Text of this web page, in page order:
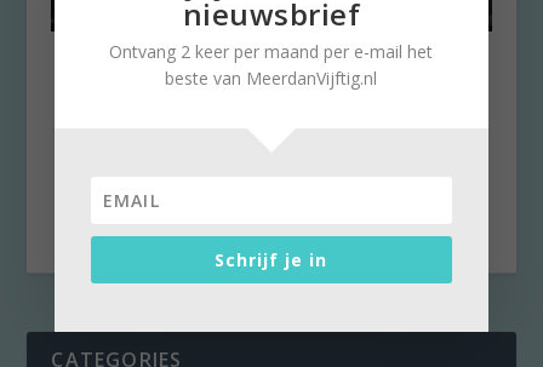
Zwicht ook voor ‘De Verleiders’
inhoud...
CATEGORIES
nieuwsbrief
Ontvang 2 keer per maand per e-mail het
beste van MeerdanVijftig.nl
Schrijf je in